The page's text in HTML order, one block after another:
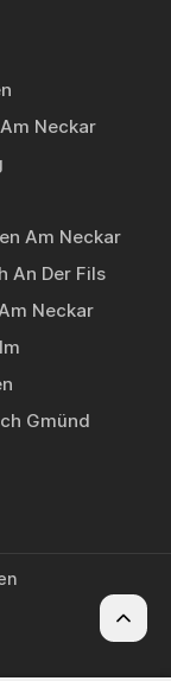
Neckar
Am Neckar
An Der Fils
Neckar
Gmünd